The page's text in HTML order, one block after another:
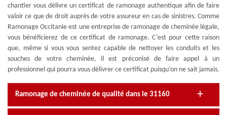
chantier vous délivre un certificat de ramonage authentique afin de faire
valoir ce que de droit auprès de votre assureur en cas de sinistres. Comme
Ramonage Occitanie est une entreprise de ramonage de cheminée légale,
vous bénéficierez de ce certificat de ramonage. C’est pour cette raison
que, même si vous vous sentez capable de nettoyer les conduits et les
souches de votre cheminée, il est préconisé de faire appel à un
professionnel qui pourra vous délivrer ce certificat puisqu’on ne sait jamais.
Ramonage de cheminée de qualité dans le 31160